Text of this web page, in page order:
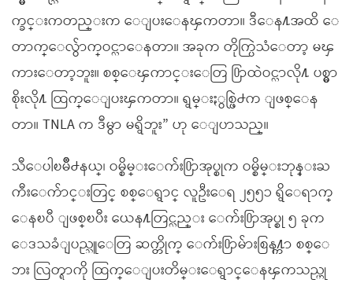
က္ခင္းကတည္းက ေျပးေနၾကတာ။ ဒီေန႔အထိ ေ
တာက္ေလွ်ာက္ဝင္လာေနတာ။ အခုက တိုက္ပြဲသံေတာ့ မၾ
ကားေတာ့ဘူး။ စစ္ေၾကာင္းေတြ ႐ြာထဲဝင္လာလို႔ ပစ္မွာ
စိုးလို႔ ထြက္ေျပးၾကတာ။ ရွမ္းႏွစ္ဖြဲ႕က ျဖစ္ေန
တာ။ TNLA က ဒီမွာ မရွိဘူး” ဟု ေျပာသည္။
သီေပါၿမိဳ႕နယ္၊ ဝမ္စိမ္းေက်း႐ြာအုပ္စုက ဝမ္စိမ္းဘုန္းႀ
ကီးေက်ာင္းတြင္ စစ္ေရွာင္ လူဦးေရ ၂၅၅၁ ရွိေရာက္
ေနၿပီ ျဖစ္ၿပီး ယေန႔တြင္လည္း ေက်း႐ြာအုပ္စု ၅ ခုက
ေဒသခံျပည္သူေတြ ဆက္တိုက္ ေက်း႐ြာမ်ားစြန႔္ကာ စစ္ေ
ဘး လြတ္ရာကို ထြက္ေျပးတိမ္းေရွာင္ေနၾကသည္ဟု